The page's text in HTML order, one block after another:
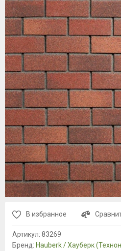
В избранное
Артикул: 83269
Бренд: Hauberk / Хауберк